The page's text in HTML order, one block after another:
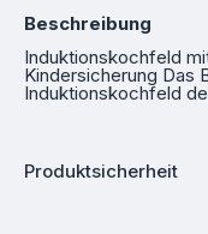
Beschreibung
Induktionskochfeld
Kindersicherung Das
Induktionskochfeld
Produktsicherheit